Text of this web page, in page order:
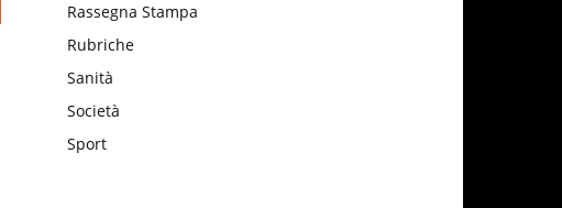
Rassegna Stampa
Rubriche
Sanità
Società
Sport